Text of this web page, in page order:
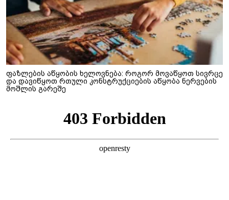
ფაზლების აწყობის ხელოვნება: როგორ მოვაწყოთ სივრცე
და დავიწყოთ რთული კონსტრუქციების აწყობა ნერვების
მოშლის გარეშე